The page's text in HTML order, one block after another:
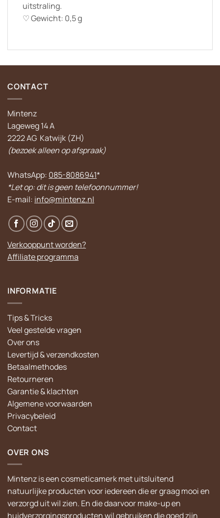
uitstraling.
♡ Gewicht: 0,5 g
CONTACT
Mintenz
Lageweg 14 A
2222 AG Katwijk (ZH)
(bezoek alleen op afspraak)
WhatsApp: 085-8086941*
*Let op: dit is geen telefoonnummer!
E-mail: info@mintenz.nl
Verkooppunt worden?
Affiliate programma
INFORMATIE
Tips & Tricks
Veel gestelde vragen
Over ons
Levertijd & verzendkosten
Betaalmethodes
Retourneren
Garantie & klachten
Algemene voorwaarden
Privacybeleid
Contact
OVER ONS
Mintenz is een cosmeticamerk met uitsluitend
natuurlijke producten voor iedereen die er graag mooi en
verzorgd uit wil zien. En die daarvoor make-up en
huidverzorgingsproducten wil gebruiken die goed zijn